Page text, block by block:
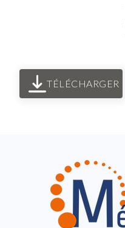
TÉLÉCHARGER